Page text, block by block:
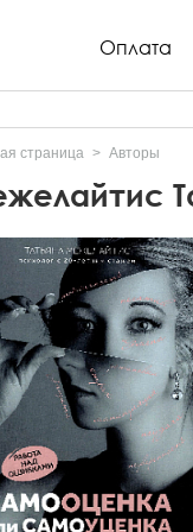
Оплата
страница Авторы